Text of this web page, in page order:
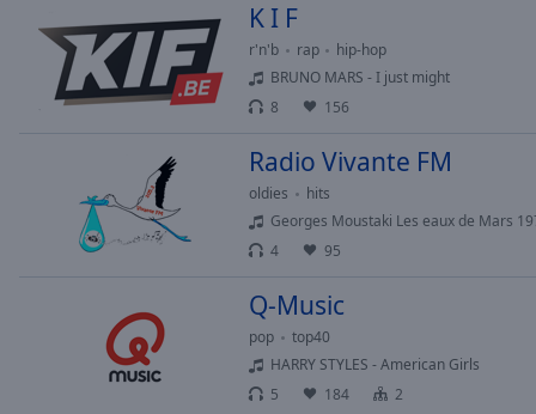
K I F
r'n'b rap
hip-hop
BRUNO MARS - I just might
8
156
Radio Vivante FM
oldies
hits
Georges Moustaki Les eaux de Mars
4
95
Q-Music
pop
top40
HARRY STYLES - American Girls
5
184 2